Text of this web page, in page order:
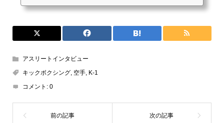
アスリートインタビュー
キックボクシング, 空手, K-1
コメント: 0